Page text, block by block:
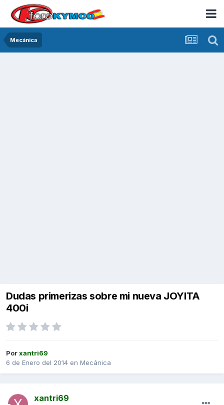
Mecánica
Dudas primerizas sobre mi nueva JOYITA
400i
Porxantri69
6 de Enero del 2014 en Mecánica
xantri69